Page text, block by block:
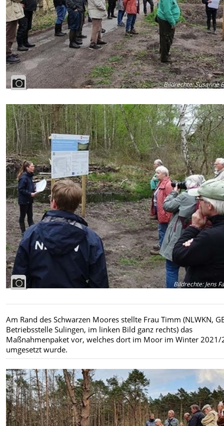
Bildrechte:Susanne
Bildrechte:Jens
Am Rand des Schwarzen Moores stellte Frau Timm (NLWKN,
Betriebsstelle Sulingen, im linken Bild ganz rechts) das
Maßnahmenpaket vor, welches dort im Moor im Winter 2021/
umgesetzt wurde.